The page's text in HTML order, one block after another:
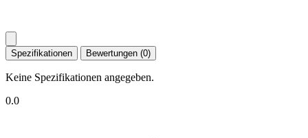
Spezifikationen Bewertungen (0)
Keine Spezifikationen angegeben.
0.0